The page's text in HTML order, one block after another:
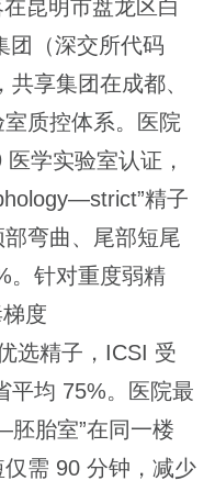
昆明市盘龙区白
团（深交所代码
享集团在成都、
质控体系。医院
学实验室认证，
精子
弯曲、尾部短尾
。针对重度弱精
度
选精子，ICSI 受
平均 75%。医院最
胎室”在同一楼
需 90 分钟，减少